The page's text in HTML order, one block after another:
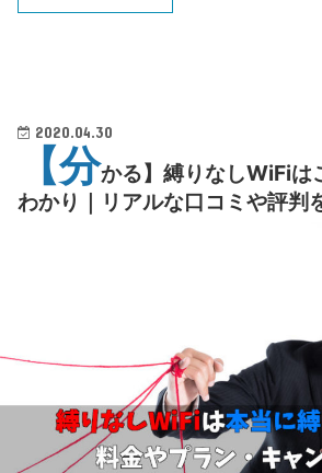
2020.04.30
【分かる】縛りなしWiFiは
わかり｜リアルな口コミや評判